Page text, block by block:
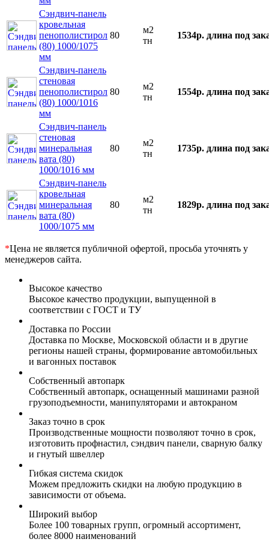
Сэндвич-панель
кровельная
пенополистирол
(80) 1000/1075
мм
80
м2
тн
1534р. длина под
Сэндвич-панель
стеновая
пенополистирол
(80) 1000/1016
мм
80
м2
тн
1554р. длина под
Сэндвич-панель
стеновая
минеральная
вата (80)
1000/1016 мм
80
м2
тн
1735р. длина под
Сэндвич-панель
кровельная
минеральная
вата (80)
1000/1075 мм
80
м2
тн
1829р. длина под
*Цена не является публичной офертой, просьба уточнять у
менеджеров сайта.
Высокое качество
Высокое качество продукции, выпущенной в
соответствии с ГОСТ и ТУ
Доставка по России
Доставка по Москве, Московской области и в другие
регионы нашей страны, формирование автомобильных
и вагонных поставок
Собственный автопарк
Собственный автопарк, оснащенный машинами разной
грузоподъемности, манипуляторами и автокраном
Заказ точно в срок
Производственные мощности позволяют точно в срок,
изготовить профнастил, сэндвич панели, сварную балку
и гнутый швеллер
Гибкая система скидок
Можем предложить скидки на любую продукцию в
зависимости от объема.
Широкий выбор
Более 100 товарных групп, огромный ассортимент,
более 8000 наименований